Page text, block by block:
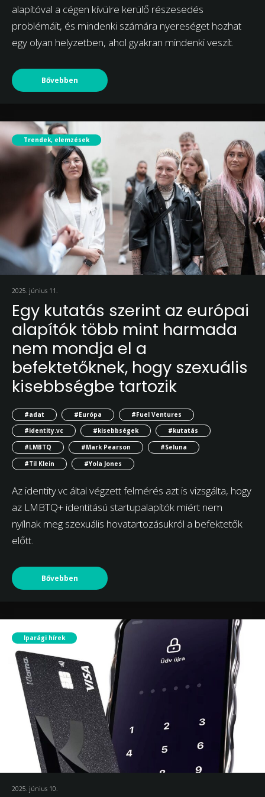
alapítóval a cégen kívülre kerülő részesedés
problémáit, és mindenki számára nyereséget hozhat
egy olyan helyzetben, ahol gyakran mindenki veszít.
Bővebben
Trendek, elemzések
2025. június 11.
Egy kutatás szerint az európai
alapítók több mint harmada
nem mondja el a
befektetőknek, hogy szexuális
kisebbségbe tartozik
#adat #Európa
#Fuel Ventures
#identity.vc
#kisebbségek
#kutatás
#LMBTQ
#Mark Pearson
#Seluna
#Til Klein
#Yola Jones
Az identity.vc által végzett felmérés azt is vizsgálta, hogy
az LMBTQ+ identitású startupalapítók miért nem
nyílnak meg szexuális hovatartozásukról a befektetők
előtt.
Bővebben
Iparági hírek
2025. június 10.